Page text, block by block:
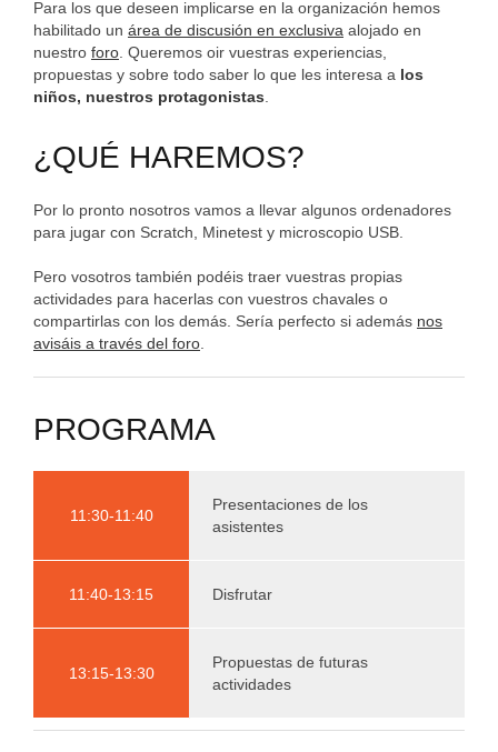
Para los que deseen implicarse en la organización hemos
habilitado un área de discusión en exclusiva alojado en
nuestro foro . Queremos oir vuestras experiencias,
propuestas y sobre todo saber lo que les interesa a los
niños, nuestros protagonistas
¿QUÉ HAREMOS?
Por lo pronto nosotros vamos a llevar algunos ordenadores
para jugar con Scratch, Minetest y microscopio USB.
Pero vosotros también podéis traer vuestras propias
actividades para hacerlas con vuestros chavales o
compartirlas con los demás. Sería perfecto si además nos
avisáis a través del foro
PROGRAMA
11:30-11:40
Presentaciones de los
asistentes
11:40-13:15 Disfrutar
13:15-13:30
Propuestas de futuras
actividades